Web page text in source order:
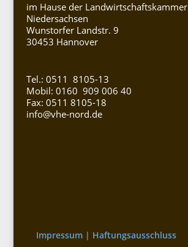
im Hause der Landwirtschaftskammer
Niedersachsen
Wunstorfer Landstr. 9
30453 Hannover
Tel.: 0511 8105-13
Mobil: 0160 909 006 40
Fax: 0511 8105-18
info@vhe-nord.de
Impressum | Haftungsausschluss